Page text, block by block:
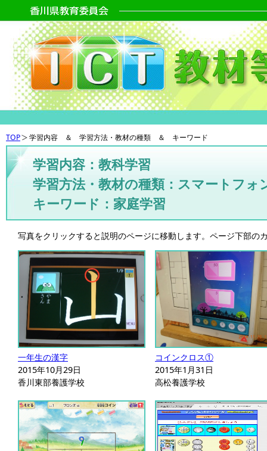
TOP 学習内容 ＆ 学習方法・教材の種類 ＆ キーワード
学習内容：教科学習
学習方法・教材の種類：スマートフォ
キーワード：家庭学習
写真をクリックすると説明のページに移動します。ページ下部
一年生の漢字
2015年10月29日
香川東部養護学校
コインクロス①
2015年1月31日
高松養護学校